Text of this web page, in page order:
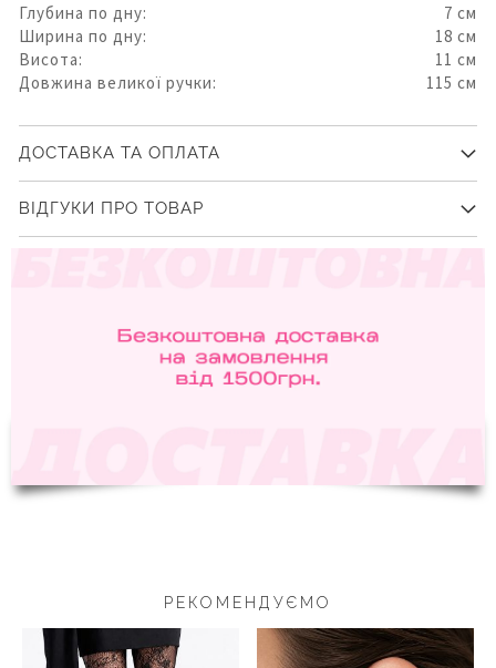
Глубина по дну:
7 см
Ширина по дну:
18 см
Висота:
11 см
Довжина великої ручки:
115 см
ДОСТАВКА ТА ОПЛАТА
ВІДГУКИ ПРО ТОВАР
РЕКОМЕНДУЄМО